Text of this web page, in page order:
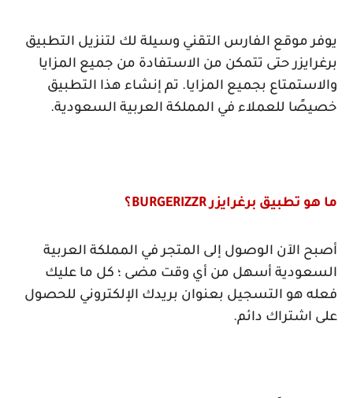
يوفر موقع الفارس التقني وسيلة لك لتنزيل التطبيق
برغرايزر حتى تتمكن من الاستفادة من جميع المزايا
والاستمتاع بجميع المزايا. تم إنشاء هذا التطبيق
خصيصًا للعملاء في المملكة العربية السعودية.
ما هو تطبيق برغرايزرBURGERIZZR؟
أصبح الآن الوصول إلى المتجر في المملكة العربية
السعودية أسهل من أي وقت مضى ؛ كل ما عليك
فعله هو التسجيل بعنوان بريدك الإلكتروني للحصول
على اشتراك دائم.